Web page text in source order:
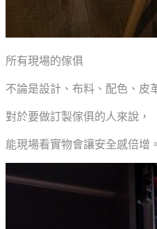
所有現場的傢俱
不論是設計、布料、配色、皮
對於要做訂製傢俱的人來說，
能現場看實物會讓安全感倍增。